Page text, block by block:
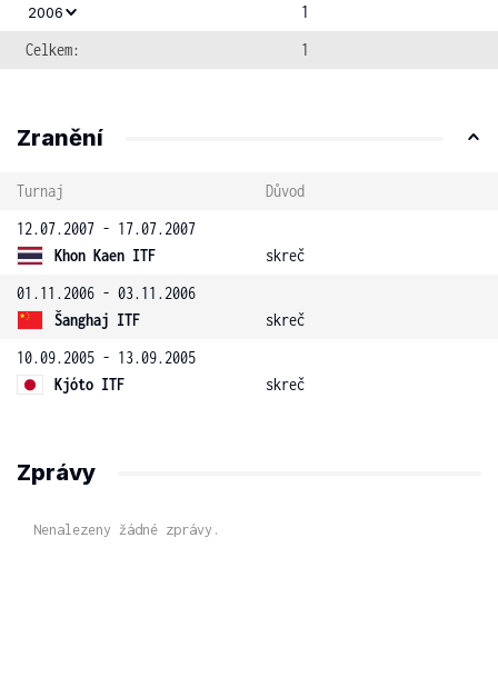
2006
1
Celkem:
1
Zranění
Turnaj
Důvod
12.07.2007 - 17.07.2007
Khon Kaen ITF
skreč
01.11.2006 - 03.11.2006
Šanghaj ITF
skreč
10.09.2005 - 13.09.2005
Kjóto ITF
skreč
Zprávy
Nenalezeny žádné zprávy.